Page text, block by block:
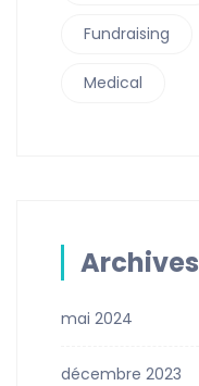
Fundraising
Medical
Archives
mai 2024
décembre 2023